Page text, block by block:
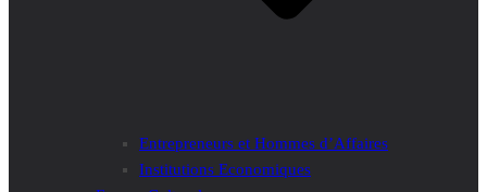
Entrepreneurs et Hommes d’Affaires
Institutions Economiques